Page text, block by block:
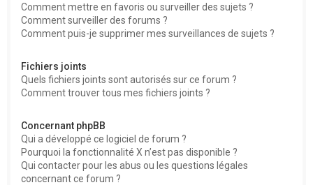
Comment mettre en favoris ou surveiller des sujets ?
Comment surveiller des forums ?
Comment puis-je supprimer mes surveillances de sujets ?
Fichiers joints
Quels fichiers joints sont autorisés sur ce forum ?
Comment trouver tous mes fichiers joints ?
Concernant phpBB
Qui a développé ce logiciel de forum ?
Pourquoi la fonctionnalité X n’est pas disponible ?
Qui contacter pour les abus ou les questions légales
concernant ce forum ?